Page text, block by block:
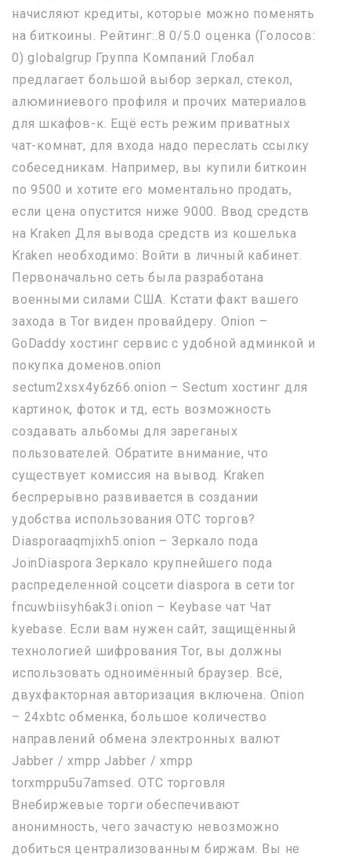
начисляют кредиты, которые можно поменять
на биткоины. Рейтинг:.8 0/5.0 оценка (Голосов:
0) globalgrup Группа Компаний Глобал
предлагает большой выбор зеркал, стекол,
алюминиевого профиля и прочих материалов
для шкафов-к. Ещё есть режим приватных
чат-комнат, для входа надо переслать ссылку
собеседникам. Например, вы купили биткоин
по 9500 и хотите его моментально продать,
если цена опустится ниже 9000. Ввод средств
на Kraken Для вывода средств из кошелька
Kraken необходимо: Войти в личный кабинет.
Первоначально сеть была разработана
военными силами США. Кстати факт вашего
захода в Tor виден провайдеру. Onion –
GoDaddy хостинг сервис с удобной админкой и
покупка доменов.onion
sectum2xsx4y6z66.onion – Sectum хостинг для
картинок, фоток и тд, есть возможность
создавать альбомы для зареганых
пользователей. Обратите внимание, что
существует комиссия на вывод. Kraken
беспрерывно развивается в создании
удобства использования OTC торгов?
Diasporaaqmjixh5.onion – Зеркало пода
JoinDiaspora Зеркало крупнейшего пода
распределенной соцсети diaspora в сети tor
fncuwbiisyh6ak3i.onion – Keybase чат Чат
kyebase. Если вам нужен сайт, защищённый
технологией шифрования Tor, вы должны
использовать одноимённый браузер. Всё,
двухфакторная авторизация включена. Onion
– 24xbtc обменка, большое количество
направлений обмена электронных валют
Jabber / xmpp Jabber / xmpp
torxmppu5u7amsed. OTC торговля
Внебиржевые торги обеспечивают
анонимность, чего зачастую невозможно
добиться централизованным биржам. Вы не